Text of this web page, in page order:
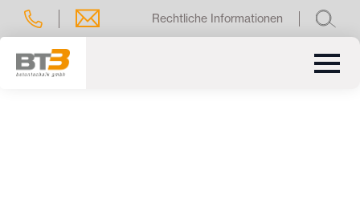
Rechtliche Informationen